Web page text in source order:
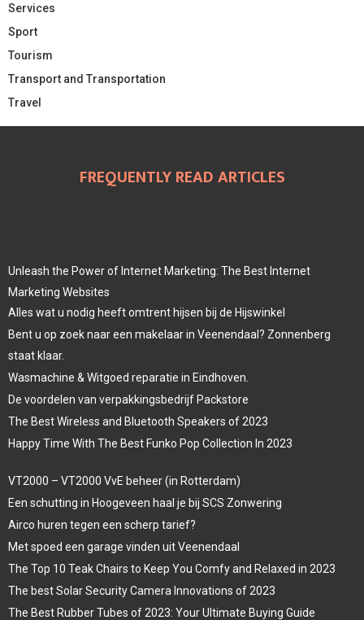
Services
Sport
Tourism
Transport and Transportation
Travel
FREQUENTLY READ ARTICLES
Unleash the Power of Internet Marketing: The Best Internet
Marketing Websites
Alles wat u nodig heeft omtrent hijsen bij de Hijswinkel
Bent u op zoek naar een makelaar in Veenendaal? Zonnenberg
staat klaar.
Wasmachine & Witgoed reparatie in Eindhoven.
De voordelen van verpakkingsbedrijf Packstore
The Best Wireless and Bluetooth Speakers of 2023
Happy Time With The Best Funko Pop Collection In 2023
VT2000 – VT2000 VvE beheer (in Rotterdam)
Een schutting in Hoogeveen haal je bij SCS Zonwering
Airco huren tegen een scherp tarief?
Met spoed een garage vinden uit Veenendaal
The Top 10 Teak Chairs to Keep You Comfy and Relaxed in 2023
The best Solar Security Camera Innovations of 2023
The Best Rubber Tubes of 2023: Your Ultimate Buying Guide